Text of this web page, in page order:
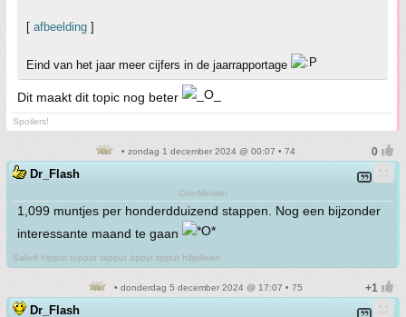
[ afbeelding ]
Eind van het jaar meer cijfers in de jaarrapportage
Dit maakt dit topic nog beter
Spoilers!
• zondag 1 december 2024 @ 00:07 • 74
Dr_Flash
CoinMeister
1,099 muntjes per honderdduizend stappen. Nog een bijzonder
interessante maand te gaan
Salivili hipput tupput tapput äppyt tipput hilijalleen
• donderdag 5 december 2024 @ 17:07 • 75
Dr_Flash